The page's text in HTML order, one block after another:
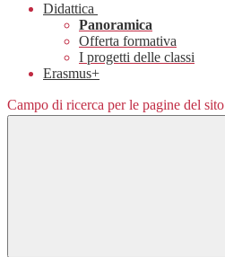
Didattica
Panoramica
Offerta formativa
I progetti delle classi
Erasmus+
Campo di ricerca per le pagine del sito